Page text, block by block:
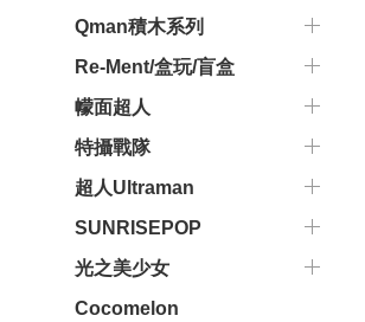
Qman積木系列
Re-Ment/盒玩/盲盒
幪面超人
特攝戰隊
超人Ultraman
SUNRISEPOP
光之美少女
Cocomelon